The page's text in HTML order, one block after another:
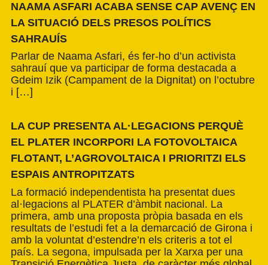
NAAMA ASFARI ACABA SENSE CAP AVENÇ EN
LA SITUACIÓ DELS PRESOS POLÍTICS
SAHRAUÍS
Parlar de Naama Asfari, és fer-ho d’un activista
sahrauí que va participar de forma destacada a
Gdeim Izik (Campament de la Dignitat) on l’octubre
i […]
LA CUP PRESENTA AL·LEGACIONS PERQUÈ
EL PLATER INCORPORI LA FOTOVOLTAICA
FLOTANT, L’AGROVOLTAICA I PRIORITZI ELS
ESPAIS ANTROPITZATS
La formació independentista ha presentat dues
al·legacions al PLATER d’àmbit nacional. La
primera, amb una proposta pròpia basada en els
resultats de l’estudi fet a la demarcació de Girona i
amb la voluntat d’estendre’n els criteris a tot el
país. La segona, impulsada per la Xarxa per una